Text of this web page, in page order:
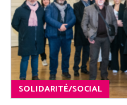
SOLIDARITÉ/SOCIAL